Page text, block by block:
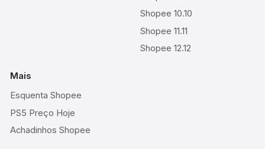
Shopee 10.10
Shopee 11.11
Shopee 12.12
Mais
Esquenta Shopee
PS5 Preço Hoje
Achadinhos Shopee